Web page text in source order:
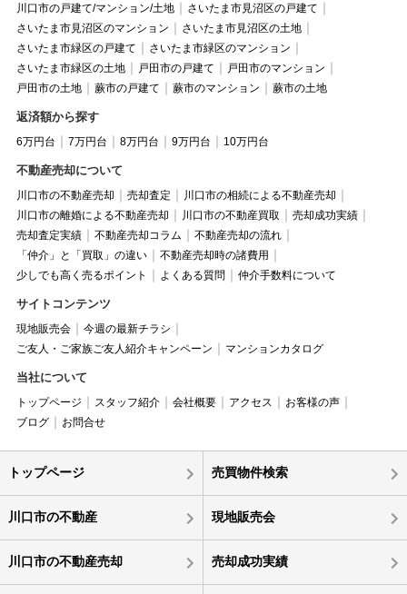
川口市の戸建て/マンション/土地
さいたま市見沼区の戸建て
さいたま市見沼区のマンション
さいたま市見沼区の土地
さいたま市緑区の戸建て
さいたま市緑区のマンション
さいたま市緑区の土地
戸田市の戸建て
戸田市のマンション
戸田市の土地
蕨市の戸建て 蕨市のマンション 蕨市の土地
返済額から探す
6万円台 7万円台 8万円台 9万円台 10万円台
不動産売却について
川口市の不動産売却 売却査定
川口市の相続による不動産売却
川口市の離婚による不動産売却
川口市の不動産買取
売却成功実績
売却査定実績
不動産売却コラム
不動産売却の流れ
「仲介」と「買取」の違い
不動産売却時の諸費用
少しでも高く売るポイント
よくある質問 仲介手数料について
サイトコンテンツ
現地販売会
今週の最新チラシ
ご友人・ご家族ご友人紹介キャンペーン
マンションカタログ
当社について
トップページ スタッフ紹介 会社概要 アクセス
お客様の声
ブログ
お問合せ
トップページ 売買物件検索
川口市の不動産 現地販売会
川口市の不動産売却 売却成功実績